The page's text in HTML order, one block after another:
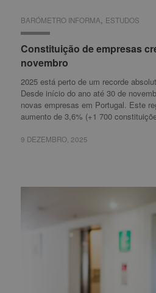
BARÓMETRO INFORMA, ESTUDOS
Constituição de empresas
novembro
2025 está perto de um recorde
Desde início do ano até 30 de
novas empresas em Portugal. Este
aumento de 3,6% (+1 700
9 DEZEMBRO, 2025
BARÓMETRO INFORMA ESTUDOS
Constituição de empresas
novembro
9 DEZEMBRO, 2025